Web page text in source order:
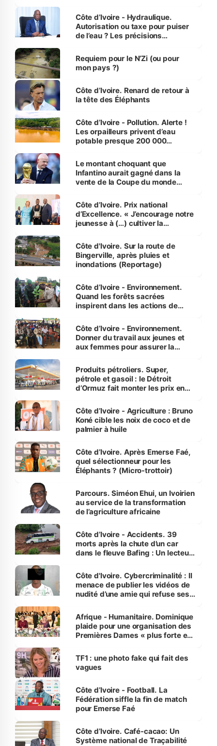
Côte d’Ivoire - Hydraulique.
Autorisation ou taxe pour puiser
de l’eau ? Les précisions
Requiem pour le N’Zi (ou pour
mon pays ?)
Côte d’Ivoire. Renard de retour à
la tête des Éléphants
Côte d’Ivoire - Pollution. Alerte !
Les orpailleurs privent d’eau
potable presque 200 000
Le montant choquant que
Infantino aurait gagné dans la
vente de la Coupe du monde
Côte d’Ivoire. Prix national
d’Excellence. « J’encourage notre
jeunesse à (…) cultiver la
(Alassane Ouattara
Côte d'Ivoire. Sur la route de
Bingerville, après pluies et
inondations (Reportage)
Côte d’Ivoire - Environnement.
Quand les forêts sacrées
inspirent dans les actions de
Côte d’Ivoire - Environnement.
Donner du travail aux jeunes et
aux femmes pour assurer la
menacées
Produits pétroliers. Super,
pétrole et gasoil : le Détroit
d’Ormuz fait monter les prix en
Côte d’Ivoire - Agriculture : Bruno
Koné cible les noix de coco et de
palmier à huile
Côte d’Ivoire. Après Emerse Faé,
quel sélectionneur pour les
Éléphants ? (Micro-trottoir)
Parcours. Siméon Ehui, un Ivoirien
au service de la transformation
de l’agriculture africaine
Côte d’Ivoire - Accidents. 39
morts après la chute d’un car
dans le fleuve Bafing : Un lecteur
des Transports
Côte d'Ivoire. Cybercriminalité : Il
menace de publier les vidéos de
nudité d’une amie qui refuse ses
Afrique - Humanitaire. Dominique
plaide pour une organisation des
Premières Dames « plus forte et
sur la scène internationale »
TF1 : une photo fake qui fait des
vagues
Côte d’Ivoire - Football. La
Fédération siffle la fin de match
pour Emerse Faé
Côte d’Ivoire. Café-cacao: Un
Système national de Traçabilité